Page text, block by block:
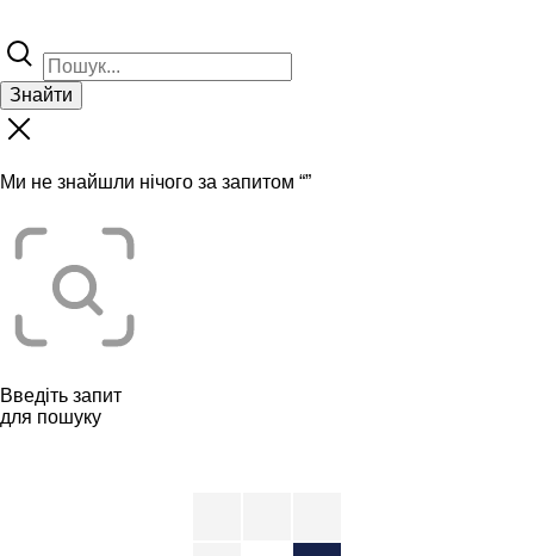
Знайти
Ми не знайшли нічого за запитом “”
Введіть запит
для пошуку